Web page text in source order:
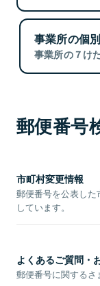
事業所の個
事業所の７け
郵便番号
市町村変更情報
郵便番号を公表し
しています。
よくあるご質問・
郵便番号に関するさ